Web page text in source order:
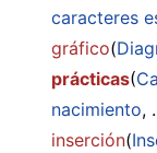
caracteres
gráfico(
prácticas(
nacimiento,
inserción(